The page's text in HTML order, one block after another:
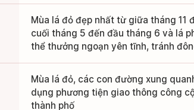
Mùa lá đỏ đẹp nhất từ giữa tháng 11
cuối tháng 5 đến đầu tháng 6 và lá
thể thưởng ngoạn yên tĩnh, tránh
Mùa lá đỏ, các con đường xung
dụng phương tiện giao thông công
thành phố